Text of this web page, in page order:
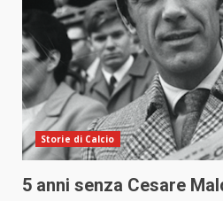
Storie di Calcio
5 anni senza Cesare